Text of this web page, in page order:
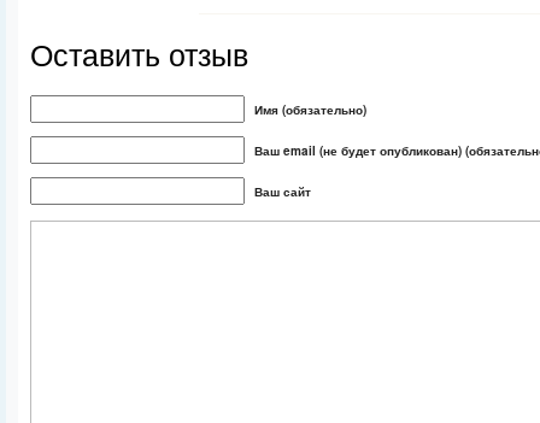
Оставить отзыв
Имя (обязательно)
Ваш email (не будет опубликован)
Ваш сайт